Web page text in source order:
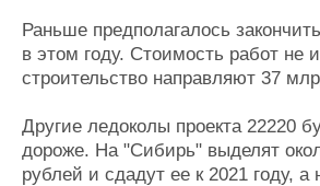
Крюинг
Журнал
Реклама
Услуги
Конференции
Выставки и семинары
Флот
Раньше предполагалось
в этом году. Стоимость работ не
строительство направляют 37
Другие ледоколы проекта 22220
дороже. На "Сибирь" выделят
рублей и сдадут ее к 2021 году, а